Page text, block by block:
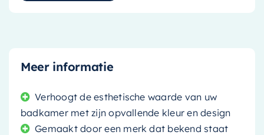
Meer informatie
Verhoogt de esthetische waarde van uw
badkamer met zijn opvallende kleur en design
Gemaakt door een merk dat bekend staat